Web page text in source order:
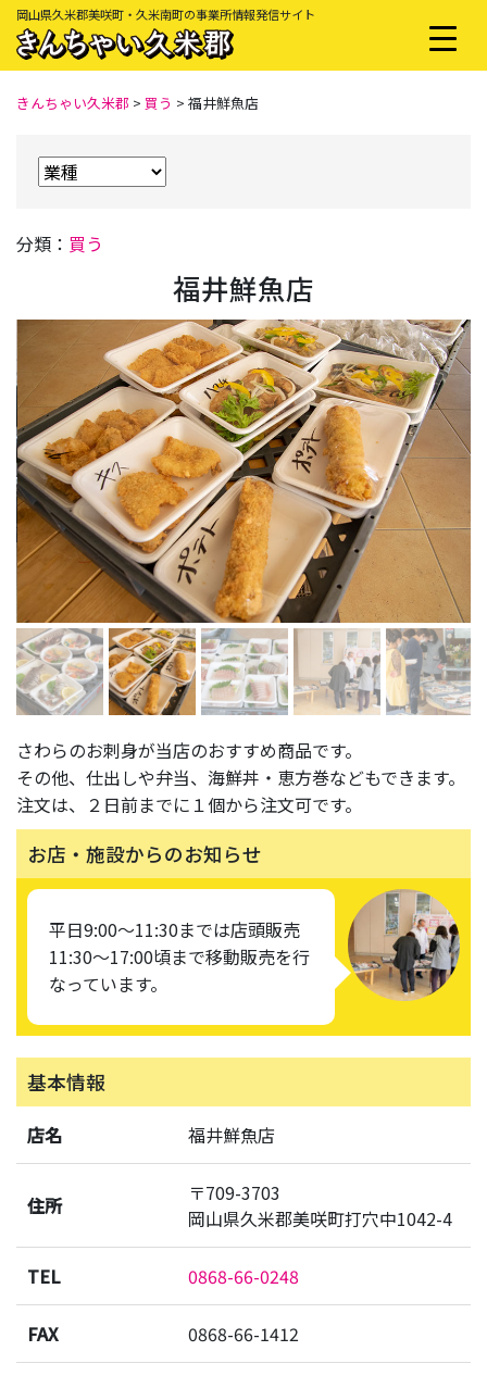
岡山県久米郡美咲町・久米南町の事業所情報発信サイト
きんちゃい久米郡 > 買う > 福井鮮魚店
分類： 買う
福井鮮魚店
さわらのお刺身が当店のおすすめ商品です。
その他、仕出しや弁当、海鮮丼・恵方巻などもできます。
注文は、２日前までに１個から注文可です。
お店・施設からのお知らせ
平日9:00〜11:30までは店頭販売
11:30〜17:00頃まで移動販売を行
なっています。
基本情報
店名 福井鮮魚店
住所
〒709-3703
岡山県久米郡美咲町打穴中1042-4
TEL 0868-66-0248
FAX 0868-66-1412